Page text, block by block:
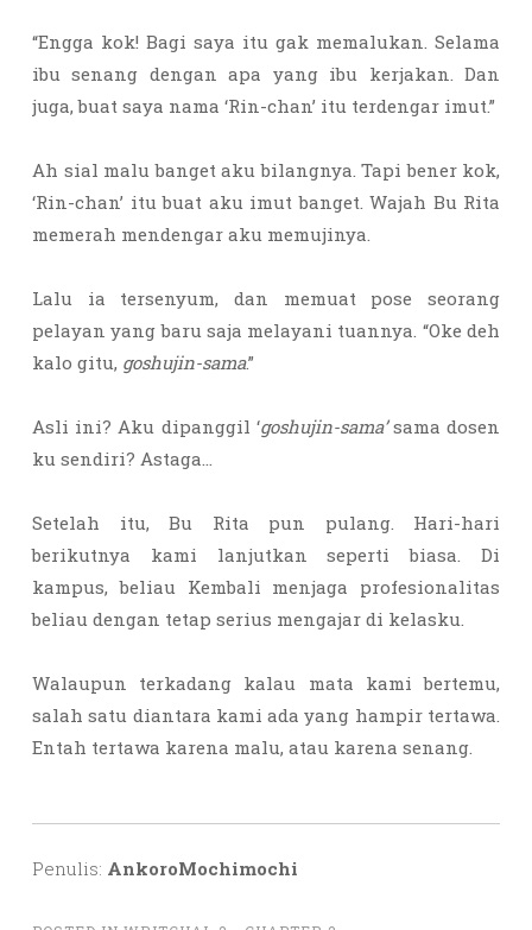
“Engga kok! Bagi saya itu gak memalukan. Selama
ibu senang dengan apa yang ibu kerjakan. Dan
juga, buat saya nama ‘Rin-chan’ itu terdengar imut.”
Ah sial malu banget aku bilangnya. Tapi bener kok,
‘Rin-chan’ itu buat aku imut banget. Wajah Bu Rita
memerah mendengar aku memujinya.
Lalu ia tersenyum, dan memuat pose seorang
pelayan yang baru saja melayani tuannya. “Oke deh
kalo gitu, goshujin-sama.”
Asli ini? Aku dipanggil ‘goshujin-sama’sama dosen
ku sendiri? Astaga…
Setelah itu, Bu Rita pun pulang. Hari-hari
berikutnya kami lanjutkan seperti biasa. Di
kampus, beliau Kembali menjaga profesionalitas
beliau dengan tetap serius mengajar di kelasku.
Walaupun terkadang kalau mata kami bertemu,
salah satu diantara kami ada yang hampir tertawa.
Entah tertawa karena malu, atau karena senang.
Penulis: AnkoroMochimochi